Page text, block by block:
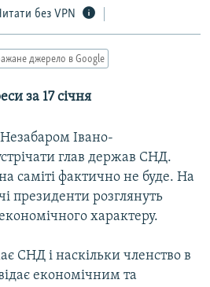
без VPN
джерело в Google
за 17 січня
Івано-
глав держав СНД.
саміті фактично не буде. На
президенти розглянуть
характеру.
СНД і наскільки членство в
економічним та